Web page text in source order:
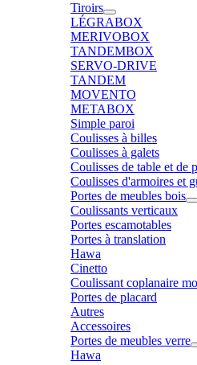
Tiroirs
LÉGRABOX
MERIVOBOX
TANDEMBOX
SERVO-DRIVE
TANDEM
MOVENTO
METABOX
Simple paroi
Coulisses à billes
Coulisses à galets
Coulisses de table et de
Coulisses d'armoires et
Portes de meubles bois
Coulissants verticaux
Portes escamotables
Portes à translation
Hawa
Cinetto
Coulissant coplanaire
Portes de placard
Autres
Accessoires
Portes de meubles verre
Hawa